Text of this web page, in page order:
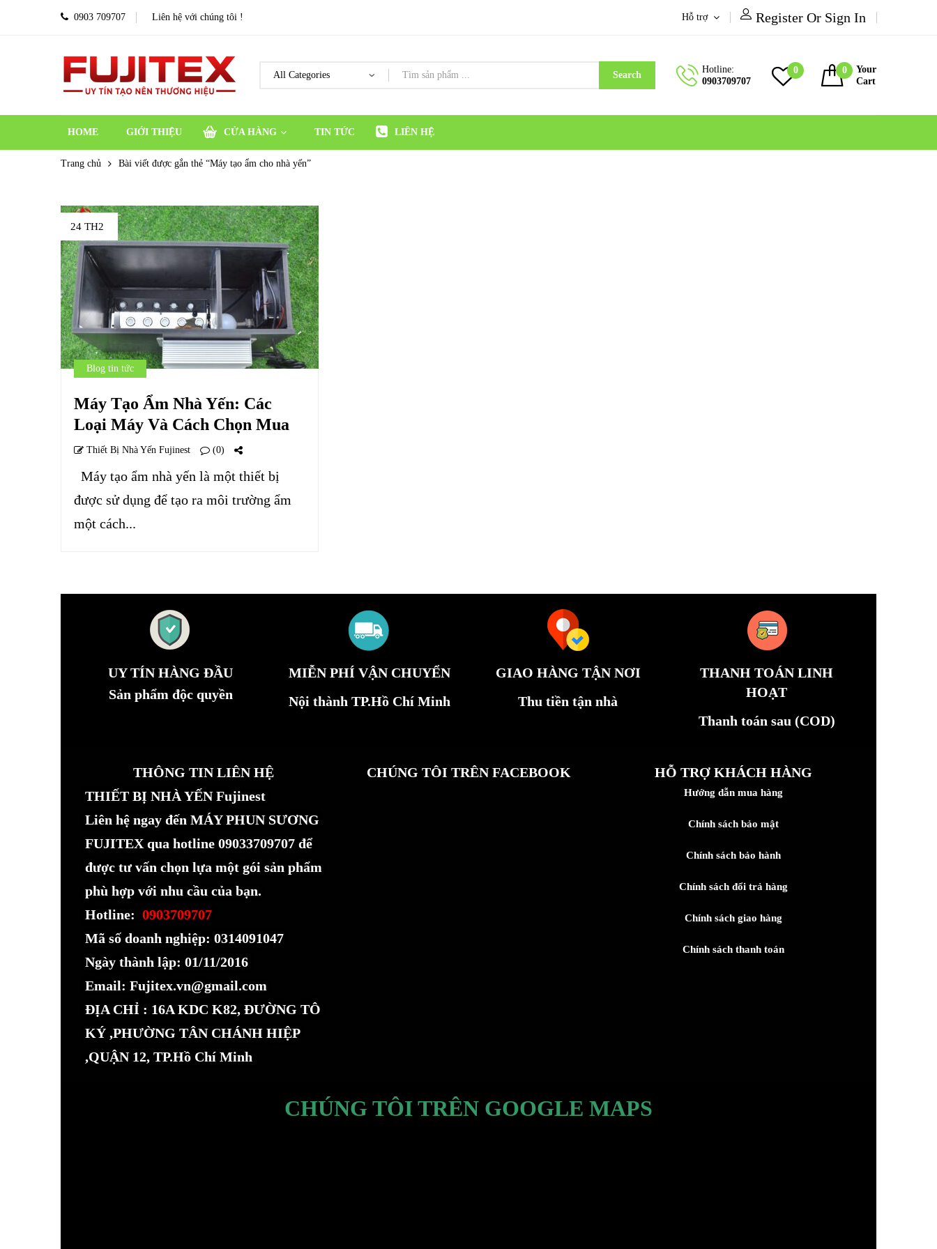
0903 709707 Liên hệ với chúng tôi ! Hỗ trợ Register Or Sign In
Search
Hotline:
0903709707
0 0
Your
Cart
HOME GIỚI THIỆU CỬA HÀNG TIN TỨC LIÊN HỆ
Trang chủ Bài viết được gắn thẻ “Máy tạo ẩm cho nhà yến”
24 TH2
Blog tin tức
Máy Tạo Ẩm Nhà Yến: Các
Loại Máy Và Cách Chọn Mua
Thiết Bị Nhà Yến Fujinest (0)
Máy tạo ẩm nhà yến là một thiết bị
được sử dụng để tạo ra môi trường ẩm
một cách...
UY TÍN HÀNG ĐẦU
Sản phẩm độc quyền
MIỄN PHÍ VẬN CHUYỂN
Nội thành TP.Hồ Chí Minh
GIAO HÀNG TẬN NƠI
Thu tiền tận nhà
THANH TOÁN LINH
HOẠT
Thanh toán sau (COD)
THÔNG TIN LIÊN HỆ
THIẾT BỊ NHÀ YẾN Fujinest
Liên hệ ngay đến MÁY PHUN SƯƠNG
FUJITEX qua hotline 09033709707 để
được tư vấn chọn lựa một gói sản phẩm
phù hợp với nhu cầu của bạn.
Hotline: 0903709707
Mã số doanh nghiệp: 0314091047
Ngày thành lập: 01/11/2016
Email: Fujitex.vn@gmail.com
ĐỊA CHỈ : 16A KDC K82, ĐƯỜNG TÔ
KÝ ,PHƯỜNG TÂN CHÁNH HIỆP
,QUẬN 12, TP.Hồ Chí Minh
CHÚNG TÔI TRÊN FACEBOOK HỖ TRỢ KHÁCH HÀNG
Hướng dẫn mua hàng
Chính sách bảo mật
Chính sách bảo hành
Chính sách đổi trả hàng
Chính sách giao hàng
Chính sách thanh toán
CHÚNG TÔI TRÊN GOOGLE MAPS